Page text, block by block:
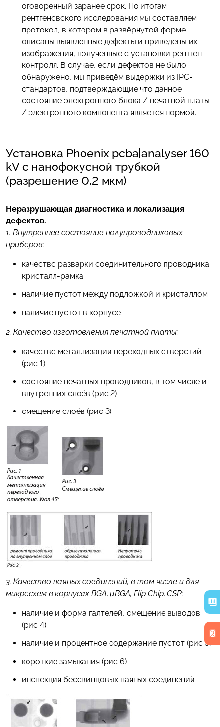
оговоренный заранее срок. По итогам
рентгеновского исследования мы составляем
протокол, в котором в развёрнутой форме
описаны выявленные дефекты и приведены их
изображения, полученные с установки рентген-
контроля. В случае, если дефектов не было
обнаружено, мы приведём выдержки из IPC-
стандартов, подтверждающие что данное
состояние электронного блока / печатной платы
/ электронного компонента является нормой.
Установка Phoenix pcba|analyser 160
kV с нанофокусной трубкой
(разрешение 0,2 мкм)
Неразрушающая диагностика и локализация
дефектов.
1. Внутреннее состояние полупроводниковых
приборов:
качество разварки соединительного проводника
кристалл-рамка
наличие пустот между подложкой и кристаллом
наличие пустот в корпусе
2. Качество изготовления печатной платы:
качество металлизации переходных отверстий
(рис 1)
состояние печатных проводников, в том числе и
внутренних слоёв (рис 2)
смещение слоёв (рис 3)
3. Качество паяных соединений, в том числе и для
микросхем в корпусах BGA, µBGA, Flip Chip, CSP:
наличие и форма галтелей, смещение выводов
(рис 4)
наличие и процентное содержание пустот (рис 5)
короткие замыкания (рис 6)
инспекция бессвинцовых паяных соединений